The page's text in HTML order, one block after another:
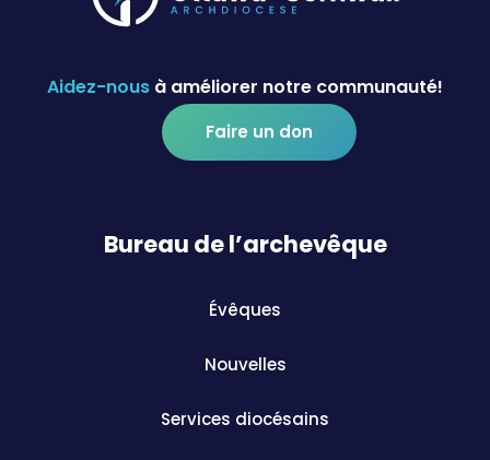
Aidez-nous à améliorer notre communauté!
Faire un don
Bureau de l’archevêque
Évêques
Nouvelles
Services diocésains